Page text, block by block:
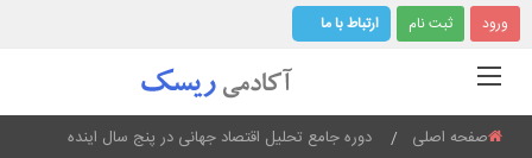
ورود ثبت نام ارتباط با ما
Current:
دوره جامع تحلیل اقتصاد جهانی در پنج سال اینده صفحه اصلی